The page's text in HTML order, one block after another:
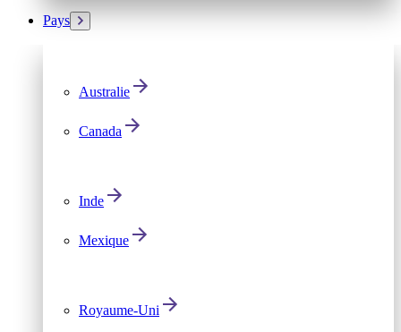
Pays
Australie
Canada
Inde
Mexique
Royaume-Uni